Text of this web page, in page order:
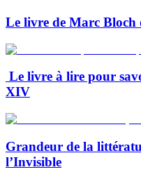
Le livre de Marc
Le livre à lire pour
XIV
Grandeur de la
l’Invisible